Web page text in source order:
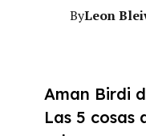
ByLeon
Aman Birdi
Las 5 cosas